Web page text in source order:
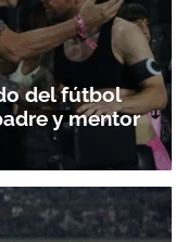
del fútbol
y mentor